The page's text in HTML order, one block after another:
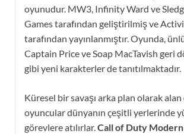
oyunudur. MW3, Infinity Ward ve
Games tarafından geliştirilmiş ve
tarafından yayınlanmıştır. Oyunda,
Captain Price ve Soap MacTavish geri
gibi yeni karakterler de tanıtılmaktadır.
Küresel bir savaşı arka plan olarak alan
oyuncular dünyanın çeşitli yerlerinde
görevlere atılırlar. Call of Duty